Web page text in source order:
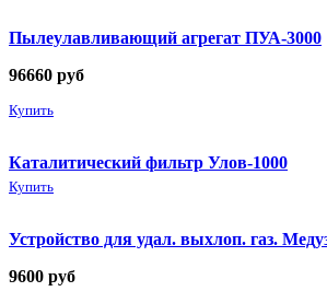
Пылеулавливающий агрегат ПУА-3000
96660 руб
Купить
Каталитический фильтр Улов-1000
Купить
Устройство для удал. выхлоп. газ.
9600 руб